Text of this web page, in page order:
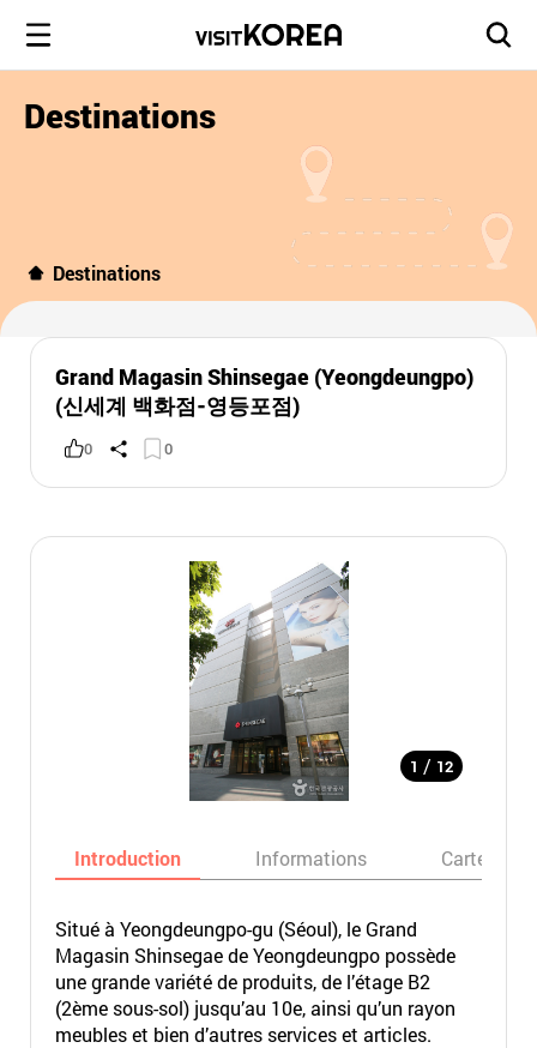
Destinations
Destinations
Grand Magasin Shinsegae (Yeongdeungpo)
(신세계 백화점-영등포점)
0 0
1 / 12
Introduction Informations Carte
Situé à Yeongdeungpo-gu (Séoul), le Grand
Magasin Shinsegae de Yeongdeungpo possède
une grande variété de produits, de l’étage B2
(2ème sous-sol) jusqu’au 10e, ainsi qu’un rayon
meubles et bien d’autres services et articles.